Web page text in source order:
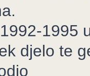
1995
djelo te